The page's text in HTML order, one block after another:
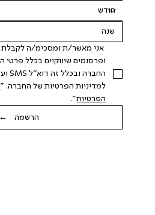
למדיניות הפרטיות של החברה. "
הפרטיות".
הרשמה ←